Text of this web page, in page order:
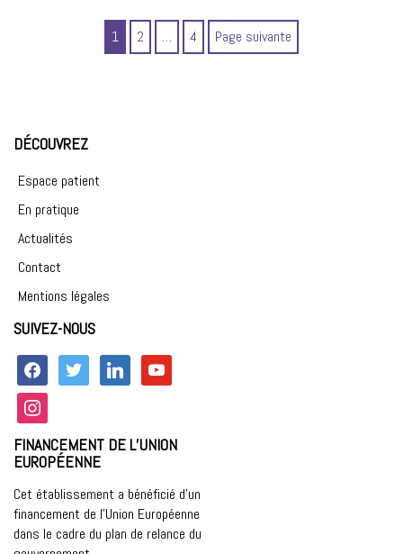
Infirmière
Coordinatrice
Page
1 Page
2 … Page
4 Page suivante
DÉCOUVREZ
Espace patient
En pratique
Actualités
Contact
Mentions légales
SUIVEZ-NOUS
facebook twitter linkedin
youtube
instagram
FINANCEMENT DE L’UNION
EUROPÉENNE
Cet établissement a bénéficié d’un
financement de l’Union Européenne
dans le cadre du plan de relance du